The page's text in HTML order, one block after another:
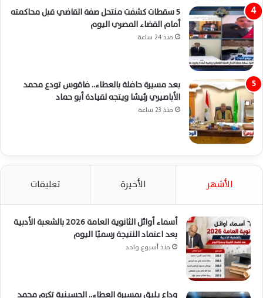
5 سقطات كشفت منتحل صفة القاضي قبل محاكمته
أمام القضاء المصري اليوم
منذ 24 ساعة
بعد مسيرة حافلة بالعطاء.. فاقوس تودع محمد
الأباصيري رئيسًا ويتجه لقيادة أبو حماد
منذ 23 ساعة
الأشهر الأخيرة تعليقات
أسماء أوائل الثانوية العامة 2026 بالشعبة الأدبية
بعد اعتماد النتيجة رسميًا اليوم
منذ أسبوع واحد
وداع يليق بمسيرة العطاء.. الحسينية تكرم محمد